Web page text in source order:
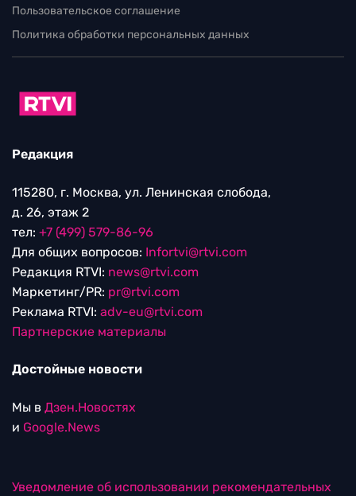
Пользовательское соглашение
Политика обработки персональных данных
Редакция
115280, г. Москва, ул. Ленинская слобода,
д. 26, этаж 2
тел: +7 (499) 579-86-96
Для общих вопросов: Infortvi@rtvi.com
Редакция RTVI: news@rtvi.com
Маркетинг/PR: pr@rtvi.com
Реклама RTVI: adv-eu@rtvi.com
Партнерские материалы
Достойные новости
Мы в Дзен.Новостях
и Google.News
Уведомление об использовании рекомендательных